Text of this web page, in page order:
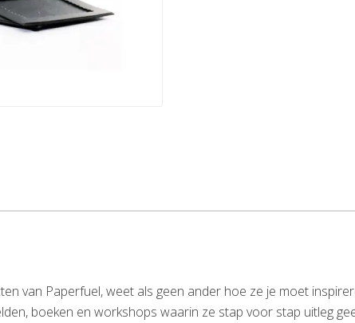
van Paperfuel, weet als geen ander hoe ze je moet
boeken en workshops waarin ze stap voor stap uitleg